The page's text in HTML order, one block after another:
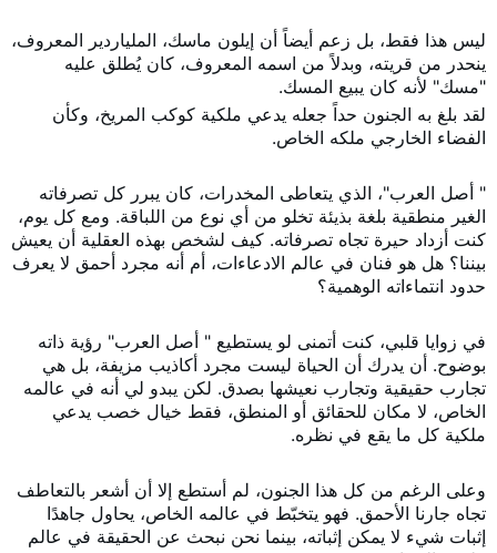
ليس هذا فقط، بل زعم أيضاً أن إيلون ماسك، الملياردير المعروف،
ينحدر من قريته، وبدلاً من اسمه المعروف، كان يُطلق عليه
"مسك" لأنه كان يبيع المسك.
لقد بلغ به الجنون حداً جعله يدعي ملكية كوكب المريخ، وكأن
الفضاء الخارجي ملكه الخاص.
" أصل العرب"، الذي يتعاطى المخدرات، كان يبرر كل تصرفاته
الغير منطقية بلغة بذيئة تخلو من أي نوع من اللباقة. ومع كل يوم،
كنت أزداد حيرة تجاه تصرفاته. كيف لشخص بهذه العقلية أن يعيش
بيننا؟ هل هو فنان في عالم الادعاءات، أم أنه مجرد أحمق لا يعرف
حدود انتماءاته الوهمية؟
في زوايا قلبي، كنت أتمنى لو يستطيع " أصل العرب" رؤية ذاته
بوضوح. أن يدرك أن الحياة ليست مجرد أكاذيب مزيفة، بل هي
تجارب حقيقية وتجارب نعيشها بصدق. لكن يبدو لي أنه في عالمه
الخاص، لا مكان للحقائق أو المنطق، فقط خيال خصب يدعي
ملكية كل ما يقع في نظره.
وعلى الرغم من كل هذا الجنون، لم أستطع إلا أن أشعر بالتعاطف
تجاه جارنا الأحمق. فهو يتخبّط في عالمه الخاص، يحاول جاهدًا
إثبات شيء لا يمكن إثباته، بينما نحن نبحث عن الحقيقة في عالم